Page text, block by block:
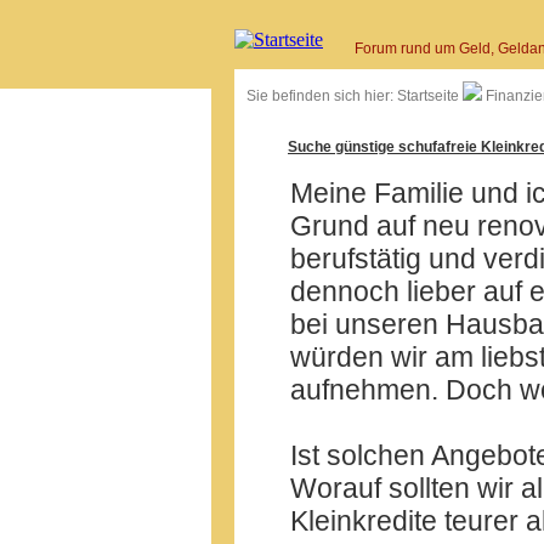
Forum rund um Geld,
Sie befinden sich hier: Startseite
Suche günstige schufafreie
Meine Familie und
Grund auf neu
berufstätig und
dennoch lieber auf
bei unseren
würden wir am
aufnehmen. Doch
Ist solchen
Worauf sollten wir
Kleinkredite teurer